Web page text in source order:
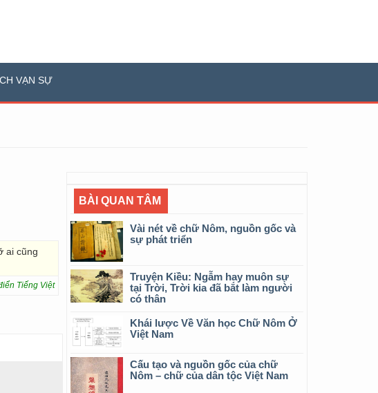
VẠN SỰ
ai cũng
Tiếng Việt
BÀI QUAN TÂM
Vài nét về chữ Nôm, nguồn gốc và
sự phát triển
Truyện Kiều: Ngẫm hay muôn sự
tại Trời, Trời kia đã bắt làm người
có thân
Khái lược Về Văn học Chữ Nôm Ở
Việt Nam
Cấu tạo và nguồn gốc của chữ
Nôm – chữ của dân tộc Việt Nam